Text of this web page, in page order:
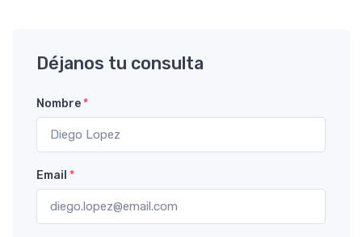
Déjanos tu consulta
Nombre*
Email *